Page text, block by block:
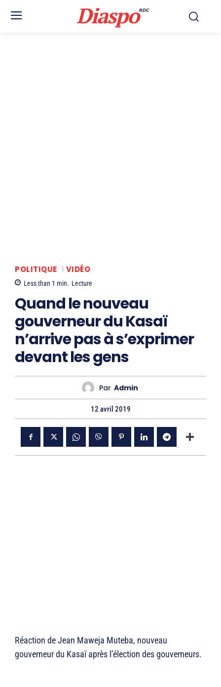
DiaspoRDC
POLITIQUE VIDÉO
Less than 1 min. Lecture
Quand le nouveau
gouverneur du Kasaï
n’arrive pas à s’exprimer
devant les gens
Par Admin
12 avril 2019
Réaction de Jean Maweja Muteba, nouveau
gouverneur du Kasaï après l’élection des gouverneurs.